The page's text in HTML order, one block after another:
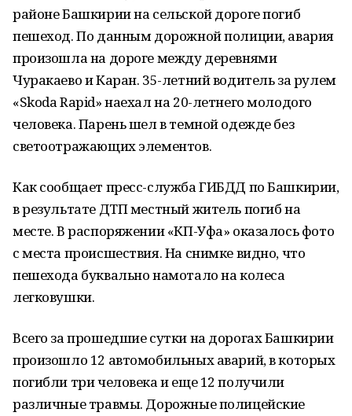
районе Башкирии на сельской дороге погиб
пешеход. По данным дорожной полиции, авария
произошла на дороге между деревнями
Чуракаево и Каран. 35-летний водитель за рулем
«Skoda Rapid» наехал на 20-летнего молодого
человека. Парень шел в темной одежде без
светоотражающих элементов.
Как сообщает пресс-служба ГИБДД по Башкирии,
в результате ДТП местный житель погиб на
месте. В распоряжении «КП-Уфа» оказалось фото
с места происшествия. На снимке видно, что
пешехода буквально намотало на колеса
легковушки.
Всего за прошедшие сутки на дорогах Башкирии
произошло 12 автомобильных аварий, в которых
погибли три человека и еще 12 получили
различные травмы. Дорожные полицейские